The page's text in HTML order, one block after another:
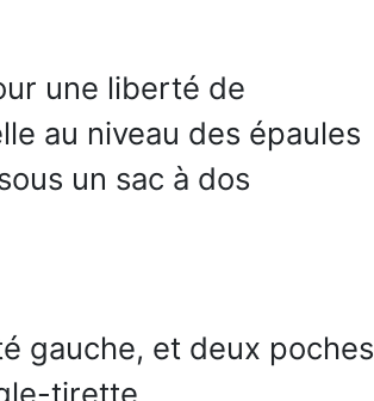
une liberté de
au niveau des épaules
un sac à dos
gauche, et deux poches
tirette